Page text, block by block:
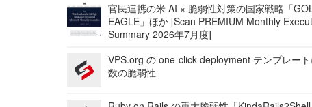
官民連携の米 AI × 脆弱性対策の国家戦略「
EAGLE」ほか [Scan PREMIUM Monthly
Summary 2026年7月度]
VPS.org の one-click deployment テンプレー
数の脆弱性